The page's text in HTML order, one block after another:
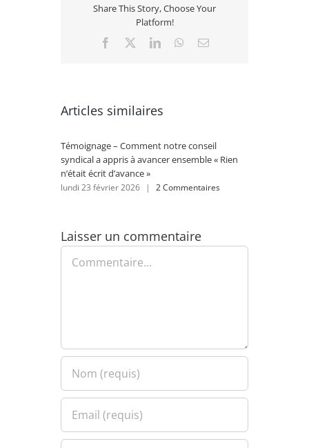
Share This Story, Choose Your
Platform!
Facebook LinkedInWhatsApp
Email
Articles similaires
Témoignage – Comment notre conseil
syndical a appris à avancer ensemble « Rien
n’était écrit d’avance »
lundi 23 février 2026 | 2 Commentaires
Laisser un commentaire
Commentaire